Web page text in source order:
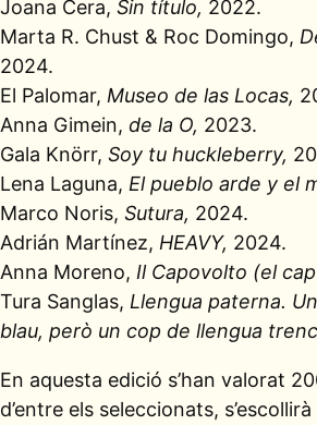
Joana Cera, Sin título, 2022.
Marta R. Chust & Roc Domingo,
2024.
El Palomar, Museo de las Locas,
Anna Gimein, de la O, 2023.
Gala Knörr, Soy tu huckleberry,
Lena Laguna, El pueblo arde y el
Marco Noris, Sutura, 2024.
Adrián Martínez, HEAVY, 2024.
Anna Moreno, Il Capovolto (el
Tura Sanglas, Llengua paterna.
blau, però un cop de llengua
En aquesta edició s’han valorat
d’entre els seleccionats,